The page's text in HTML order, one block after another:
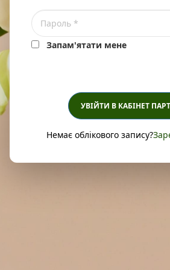
Запам'ятати мене
УВІЙТИ В КАБІНЕТ
Немає облікового запису?